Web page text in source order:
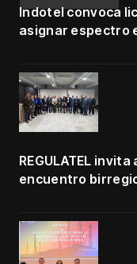
Indotel convoca
asignar espectro
REGULATEL
encuentro